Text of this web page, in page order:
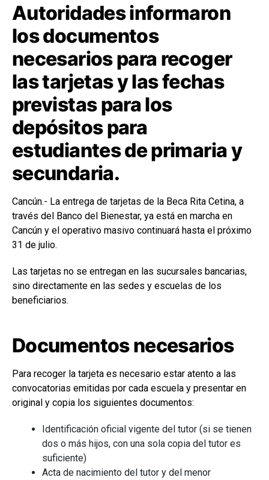
Autoridades informaron
los documentos
necesarios para recoger
las tarjetas y las fechas
previstas para los
depósitos para
estudiantes de primaria y
secundaria.
Cancún.- La entrega de tarjetas de la Beca Rita Cetina, a
través del Banco del Bienestar, ya está en marcha en
Cancún y el operativo masivo continuará hasta el próximo
31 de julio.
Las tarjetas no se entregan en las sucursales bancarias,
sino directamente en las sedes y escuelas de los
beneficiarios.
Documentos necesarios
Para recoger la tarjeta es necesario estar atento a las
convocatorias emitidas por cada escuela y presentar en
original y copia los siguientes documentos:
Identificación oficial vigente del tutor (si se tienen
dos o más hijos, con una sola copia del tutor es
suficiente)
Acta de nacimiento del tutor y del menor